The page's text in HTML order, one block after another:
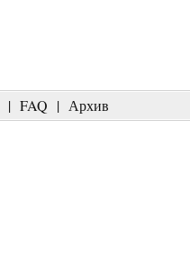
| FAQ | Архив